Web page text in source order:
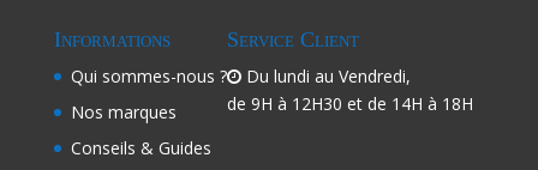
Informations
Qui sommes-nous ?
Nos marques
Conseils & Guides
Service Client
Du lundi au Vendredi,
de 9H à 12H30 et de 14H à 18H